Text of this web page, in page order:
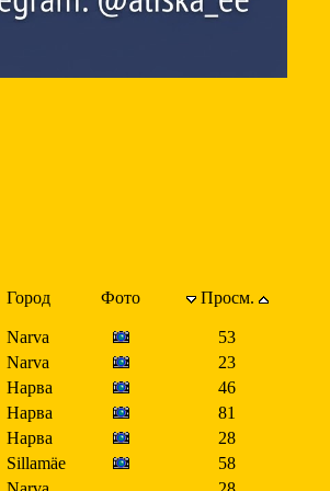
Город Фото Просм.
Narva
53
Narva
23
Нарва
46
Нарва
81
Нарва
28
Sillamäe
58